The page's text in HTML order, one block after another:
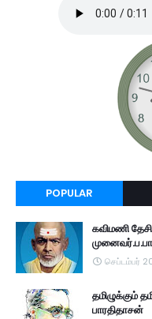
POPULAR
கவிமணி
செப்டம்பர்
தமிழுக்கும்
பாரதிதாசன்